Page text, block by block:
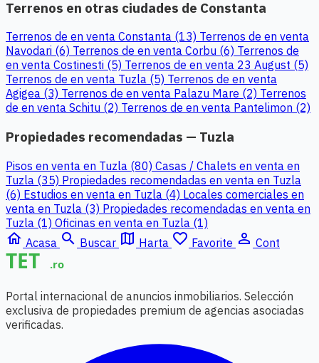
Terrenos en otras ciudades de Constanta
Terrenos de en venta Constanta (13) Terrenos de en venta
Navodari (6) Terrenos de en venta Corbu (6) Terrenos de
en venta Costinesti (5) Terrenos de en venta 23 August (5)
Terrenos de en venta Tuzla (5) Terrenos de en venta
Agigea (3) Terrenos de en venta Palazu Mare (2) Terrenos
de en venta Schitu (2) Terrenos de en venta Pantelimon (2)
Propiedades recomendadas — Tuzla
Pisos en venta en Tuzla (80) Casas / Chalets en venta en
Tuzla (35) Propiedades recomendadas en venta en Tuzla
(6) Estudios en venta en Tuzla (4) Locales comerciales en
venta en Tuzla (3) Propiedades recomendadas en venta en
Tuzla (1) Oficinas en venta en Tuzla (1)
home Acasa search Buscar map Harta favorite_border Favorite person_outline Cont
Portal internacional de anuncios inmobiliarios. Selección
exclusiva de propiedades premium de agencias asociadas
verificadas.